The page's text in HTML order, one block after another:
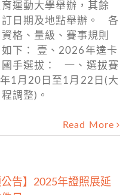
運動大學舉辦，其餘
訂日期及地點舉辦。 各
格、量級、賽事規則
下： 壹、2026年達卡
國手選拔： 一、選拔賽
1月20日至1月22日(大
調整)。
Read More
公告】2025年證照展延